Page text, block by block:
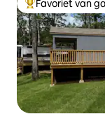
Topfavoriet van
Favoriet van